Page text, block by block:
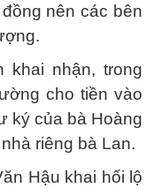
nên các bên
khai nhận, trong
cho tiền vào
ký của bà Hoàng
riêng bà Lan.
Hậu khai hối lộ